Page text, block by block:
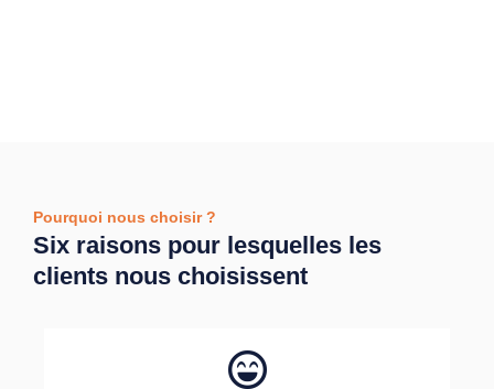
Pourquoi nous choisir ?
Six raisons pour lesquelles les
clients nous choisissent